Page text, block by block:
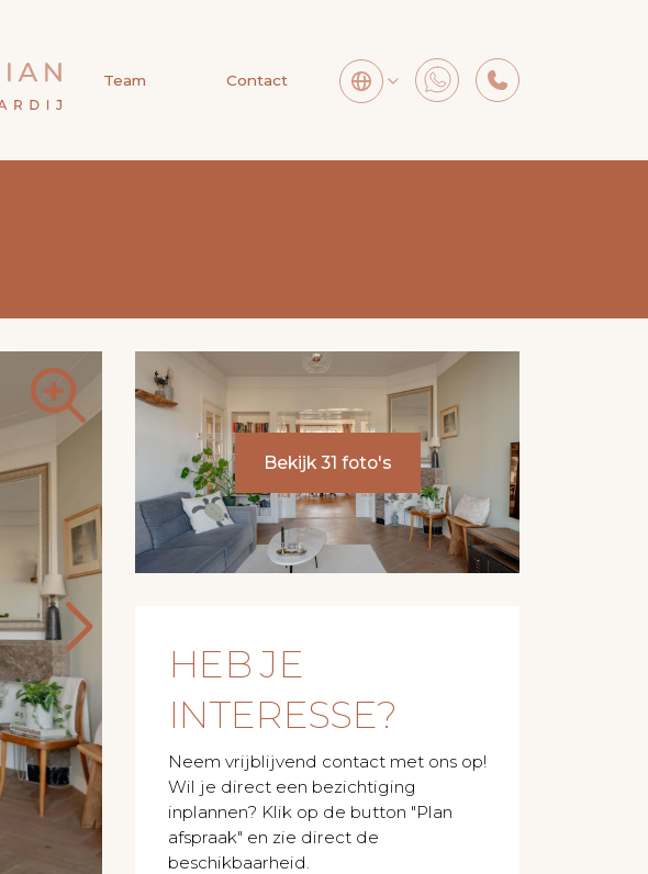
Team Contact
Bekijk 31 foto's
HEB JE
INTERESSE?
Neem vrijblijvend contact met ons op!
Wil je direct een bezichtiging
inplannen? Klik op de button "Plan
afspraak" en zie direct de
beschikbaarheid.